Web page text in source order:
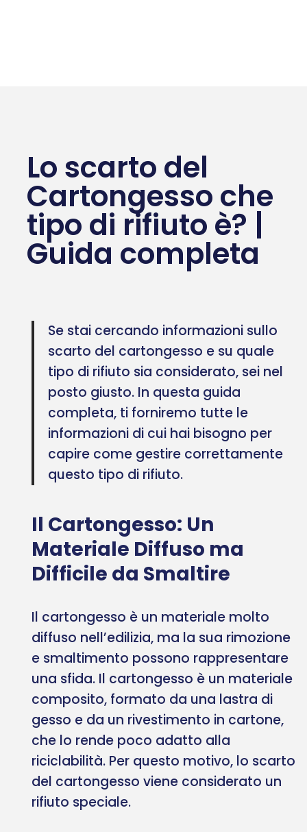
Lo scarto del
Cartongesso che
tipo di rifiuto è? |
Guida completa
Se stai cercando informazioni sullo
scarto del cartongesso e su quale
tipo di rifiuto sia considerato, sei nel
posto giusto. In questa guida
completa, ti forniremo tutte le
informazioni di cui hai bisogno per
capire come gestire correttamente
questo tipo di rifiuto.
Il Cartongesso: Un
Materiale Diffuso ma
Difficile da Smaltire
Il cartongesso è un materiale molto
diffuso nell’edilizia, ma la sua rimozione
e smaltimento possono rappresentare
una sfida. Il cartongesso è un materiale
composito, formato da una lastra di
gesso e da un rivestimento in cartone,
che lo rende poco adatto alla
riciclabilità. Per questo motivo, lo scarto
del cartongesso viene considerato un
rifiuto speciale.